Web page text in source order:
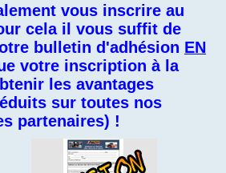
vous inscrire au
cela il vous suffit de
bulletin d'adhésion EN
votre inscription à la
les avantages
sur toutes nos
partenaires) !